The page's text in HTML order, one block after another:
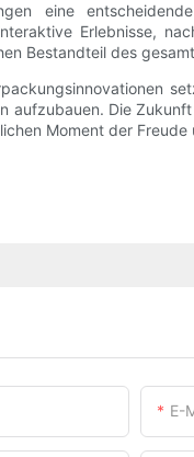
eine
Erlebnisse,
Bestandteil des
Die
Moment der
E-